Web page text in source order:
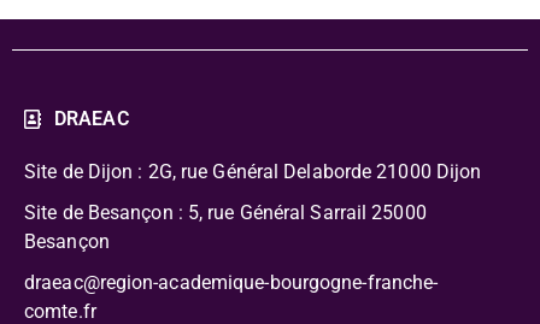
DRAEAC
Site de Dijon : 2G, rue Général Delaborde 21000 Dijon
Site de Besançon : 5, rue Général Sarrail 25000
Besançon
draeac@region-academique-bourgogne-franche-
comte.fr